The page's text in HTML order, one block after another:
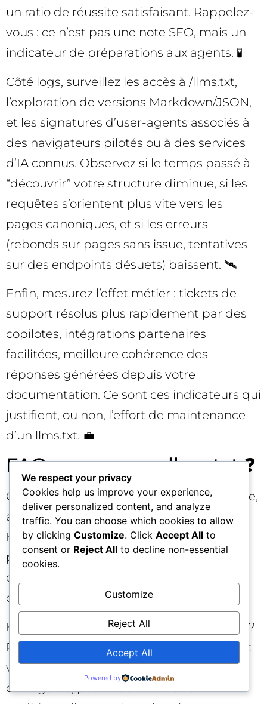
un ratio de réussite satisfaisant. Rappelez-
vous : ce n’est pas une note SEO, mais un
indicateur de préparations aux agents. 🧪
Côté logs, surveillez les accès à /llms.txt,
l’exploration de versions Markdown/JSON,
et les signatures d’user-agents associés à
des navigateurs pilotés ou à des services
d’IA connus. Observez si le temps passé à
“découvrir” votre structure diminue, si les
requêtes s’orientent plus vite vers les
pages canoniques, et si les erreurs
(rebonds sur pages sans issue, tentatives
sur des endpoints désuets) baissent. 🛰️
Enfin, mesurez l’effet métier : tickets de
support résolus plus rapidement par des
copilotes, intégrations partenaires
facilitées, meilleure cohérence des
réponses générées depuis votre
documentation. Ce sont ces indicateurs qui
justifient, ou non, l’effort de maintenance
d’un llms.txt. 💼
FAQ express sur llms.txt ❓
Où placer llms.txt ? À la racine du domaine,
accessible publiquement, idéalement en
HTTPS. Les sous-domaines importants
peuvent avoir leur propre fichier si leurs
contenus et publics diffèrent (ex.
docs.exemple.com/llms.txt). 🌐
Est-ce pris en compte par Google Search ?
Pas comme signal de classement. llms.txt
vise la découvrabilité et l’efficience pour
des agents, pas l’indexation SEO
We respect your privacy
Cookies help us improve your experience,
deliver personalized content, and analyze
traffic. You can choose which cookies to allow
by clicking Customize. Click Accept All to
consent or Reject All to decline non-essential
cookies.
Customize
Reject All
Accept All
Powered by